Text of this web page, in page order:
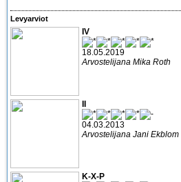
Levyarviot
IV
18.05.2019
Arvostelijana Mika Roth
II
04.03.2013
Arvostelijana Jani Ekblom
K-X-P